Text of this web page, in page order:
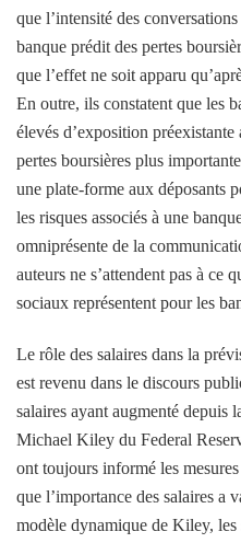
que l’intensité des
banque prédit des pertes
que l’effet ne soit apparu
En outre, ils constatent que les
élevés d’exposition
pertes boursières plus
une plate-forme aux déposants
les risques associés à une
omniprésente de la
auteurs ne s’attendent pas à ce
sociaux représentent pour les
Le rôle des salaires dans la
est revenu dans le discours
salaires ayant augmenté
Michael Kiley du Federal
ont toujours informé les
que l’importance des salaires a
modèle dynamique de Kiley, les